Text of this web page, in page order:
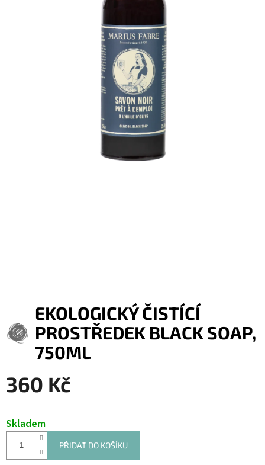
EKOLOGICKÝ ČISTÍCÍ
PROSTŘEDEK BLACK SOAP,
750ML
360 Kč
Skladem
PŘIDAT DO KOŠÍKU